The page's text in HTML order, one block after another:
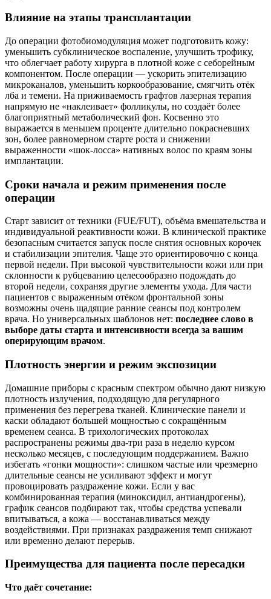
Влияние на этапы трансплантации
До операции фотобиомодуляция может подготовить кожу:
уменьшить субклиническое воспаление, улучшить трофику,
что облегчает работу хирурга в плотной коже с себорейным
компонентом. После операции — ускорить эпителизацию
микроканалов, уменьшить коркообразование, смягчить отёк
лба и темени. На приживаемость графтов лазерная терапия
напрямую не «наклеивает» фолликулы, но создаёт более
благоприятный метаболический фон. Косвенно это
выражается в меньшем проценте длительно покрасневших
зон, более равномерном старте роста и снижении
выраженности «шок‑лосса» нативных волос по краям зоны
имплантации.
Сроки начала и режим применения после
операции
Старт зависит от техники (FUE/FUT), объёма вмешательства и
индивидуальной реактивности кожи. В клинической практике
безопасным считается запуск после снятия основных корочек
и стабилизации эпителия. Чаще это ориентировочно с конца
первой недели. При высокой чувствительности кожи или при
склонности к рубцеванию целесообразно подождать до
второй недели, сохраняя другие элементы ухода. Для части
пациентов с выраженным отёком фронтальной зоны
возможны очень щадящие ранние сеансы под контролем
врача. Но универсальных шаблонов нет: последнее слово в
выборе даты старта и интенсивности всегда за вашим
оперирующим врачом.
Плотность энергии и режим экспозиции
Домашние приборы с красным спектром обычно дают низкую
плотность излучения, подходящую для регулярного
применения без перегрева тканей. Клинические панели и
каски обладают большей мощностью с сокращённым
временем сеанса. В трихологических протоколах
распространены режимы два‑три раза в неделю курсом
несколько месяцев, с последующим поддержанием. Важно
избегать «гонки мощности»: слишком частые или чрезмерно
длительные сеансы не усиливают эффект и могут
провоцировать раздражение кожи. Если у вас
комбинированная терапия (миноксидил, антиандрогены),
график сеансов подбирают так, чтобы средства успевали
впитываться, а кожа — восстанавливаться между
воздействиями. При признаках раздражения темп снижают
или временно делают перерыв.
Преимущества для пациента после пересадки
Что даёт сочетание: